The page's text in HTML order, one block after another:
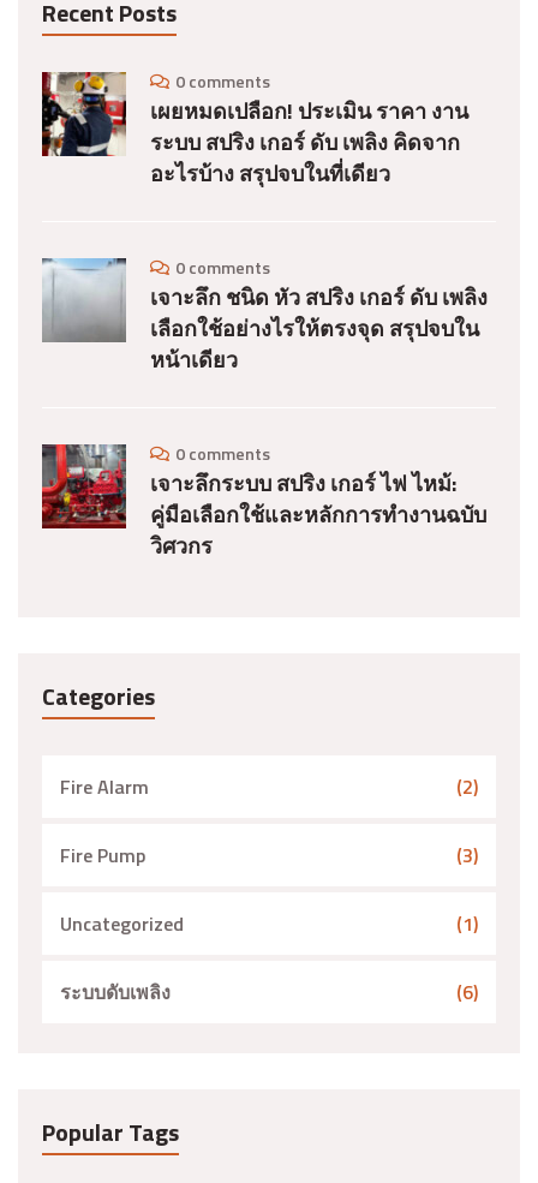
Recent Posts
0 comments
เผยหมดเปลือก! ประเมิน ราคา งาน
ระบบ สปริง เกอร์ ดับ เพลิง คิดจาก
อะไรบ้าง สรุปจบในที่เดียว
0 comments
เจาะลึก ชนิด หัว สปริง เกอร์ ดับ เพลิง
เลือกใช้อย่างไรให้ตรงจุด สรุปจบใน
หน้าเดียว
0 comments
เจาะลึกระบบ สปริง เกอร์ ไฟ ไหม้:
คู่มือเลือกใช้และหลักการทำงานฉบับ
วิศวกร
Categories
Fire Alarm (2)
Fire Pump (3)
Uncategorized (1)
ระบบดับเพลิง (6)
Popular Tags